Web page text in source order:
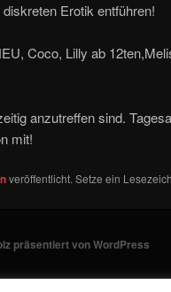
Erotik entführen!
Coco, Lilly ab
anzutreffen sind.
mit!
veröffentlicht. Setze ein
präsentiert von WordPress